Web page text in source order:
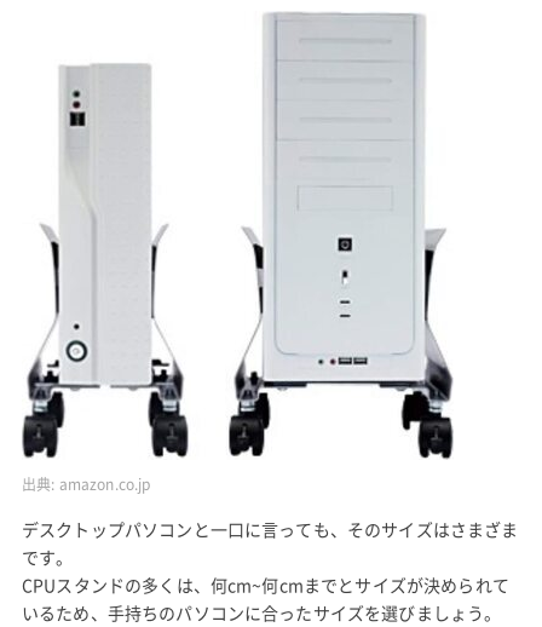
出典: amazon.co.jp
デスクトップパソコンと一口に言っても、そのサイズはさまざま
です。
CPUスタンドの多くは、何cm~何cmまでとサイズが決められて
いるため、手持ちのパソコンに合ったサイズを選びましょう。